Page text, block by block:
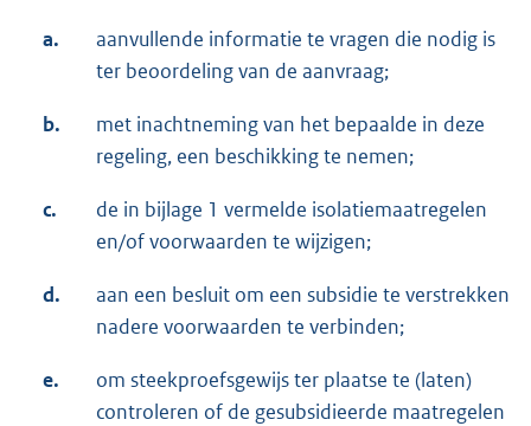
a.
aanvullende informatie te vragen die nodig is
ter beoordeling van de aanvraag;
b.
met inachtneming van het bepaalde in deze
regeling, een beschikking te nemen;
c.
de in bijlage 1 vermelde isolatiemaatregelen
en/of voorwaarden te wijzigen;
d.
aan een besluit om een subsidie te verstrekken
nadere voorwaarden te verbinden;
e.
om steekproefsgewijs ter plaatse te (laten)
controleren of de gesubsidieerde maatregelen